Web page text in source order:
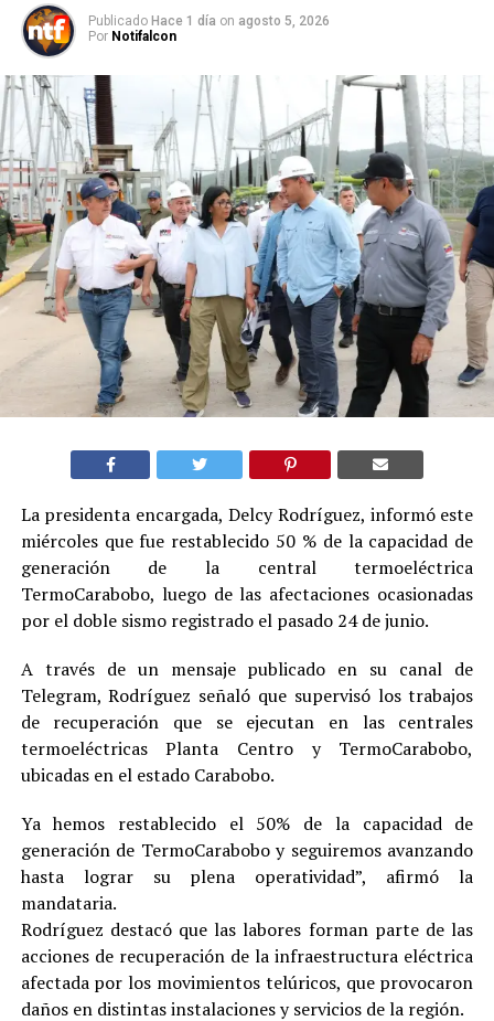
Publicado Hace 1 día on agosto 5, 2026
Por Notifalcon
La presidenta encargada, Delcy Rodríguez, informó este
miércoles que fue restablecido 50 % de la capacidad de
generación de la central termoeléctrica
TermoCarabobo, luego de las afectaciones ocasionadas
por el doble sismo registrado el pasado 24 de junio.
A través de un mensaje publicado en su canal de
Telegram, Rodríguez señaló que supervisó los trabajos
de recuperación que se ejecutan en las centrales
termoeléctricas Planta Centro y TermoCarabobo,
ubicadas en el estado Carabobo.
Ya hemos restablecido el 50% de la capacidad de
generación de TermoCarabobo y seguiremos avanzando
hasta lograr su plena operatividad”, afirmó la
mandataria.
Rodríguez destacó que las labores forman parte de las
acciones de recuperación de la infraestructura eléctrica
afectada por los movimientos telúricos, que provocaron
daños en distintas instalaciones y servicios de la región.